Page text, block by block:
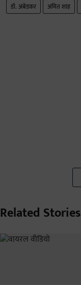
डॉ. अंबेडकर अमित शाह
Related Stories